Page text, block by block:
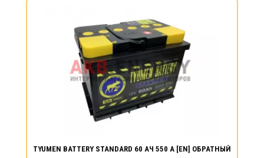
TYUMEN BATTERY STANDARD 60 АЧ 550 А [EN] ОБРАТНЫЙ